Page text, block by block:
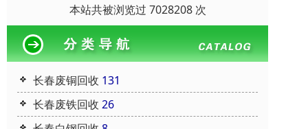
本站共被浏览过 7028208 次
长春废铜回收 131
长春废铁回收 26